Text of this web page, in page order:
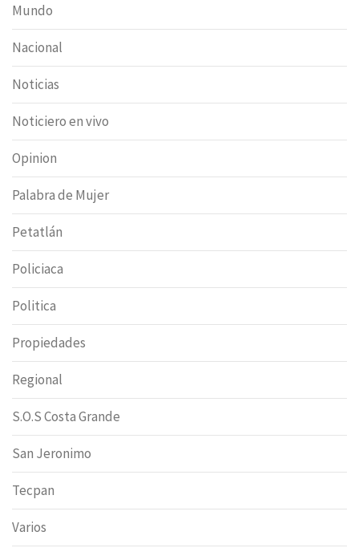
Mundo
Nacional
Noticias
Noticiero en vivo
Opinion
Palabra de Mujer
Petatlán
Policiaca
Politica
Propiedades
Regional
S.O.S Costa Grande
San Jeronimo
Tecpan
Varios